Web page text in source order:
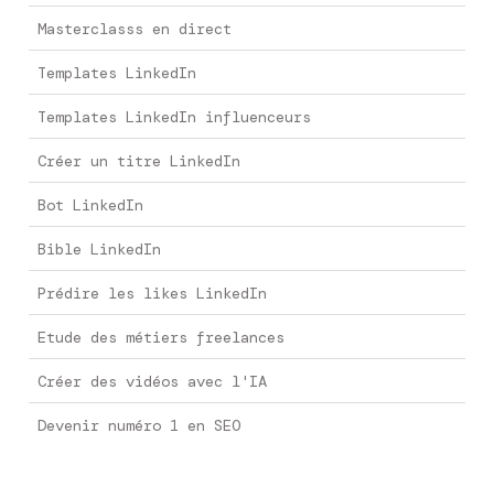
Masterclasss en direct
Templates LinkedIn
Templates LinkedIn influenceurs
Créer un titre LinkedIn
Bot LinkedIn
Bible LinkedIn
Prédire les likes LinkedIn
Etude des métiers freelances
Créer des vidéos avec l'IA
Devenir numéro 1 en SEO